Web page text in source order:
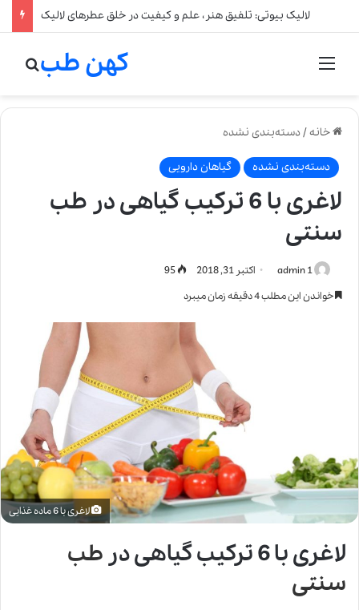
لالیک بیوتی: تلفیق هنر، علم و کیفیت در خلق عطرهای لالیک
منو کهن طب
خانه/دسته‌بندی نشده
دسته‌بندی نشده گیاهان دارویی
لاغری با 6 ترکیب گیاهی در طب
سنتی
admin 1 اکتبر 31, 2018
خواندن این مطلب 4 دقیقه زمان میبرد
لاغری با 6 ماده غذایی
لاغری با 6 ترکیب گیاهی در
طب
سنتی